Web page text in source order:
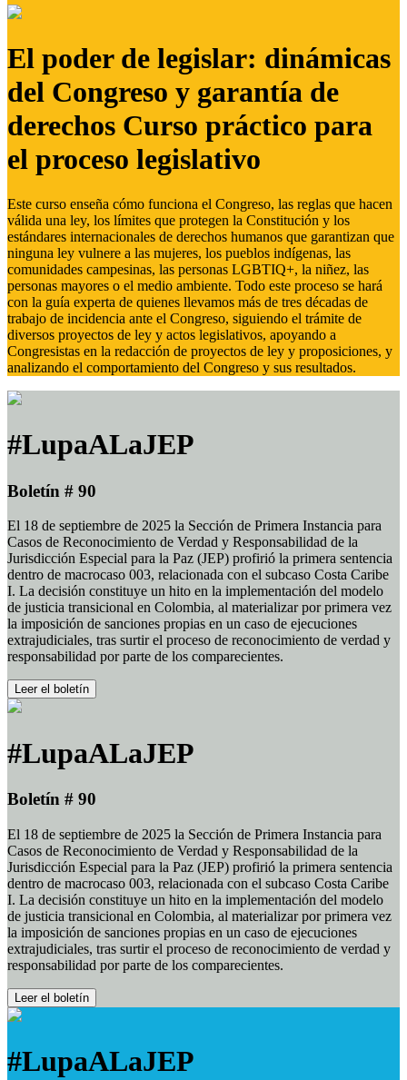
El poder de legislar: dinámicas
del Congreso y garantía de
derechos Curso práctico para
el proceso legislativo
Este curso enseña cómo funciona el Congreso, las reglas que hacen
válida una ley, los límites que protegen la Constitución y los
estándares internacionales de derechos humanos que garantizan que
ninguna ley vulnere a las mujeres, los pueblos indígenas, las
comunidades campesinas, las personas LGBTIQ+, la niñez, las
personas mayores o el medio ambiente. Todo este proceso se hará
con la guía experta de quienes llevamos más de tres décadas de
trabajo de incidencia ante el Congreso, siguiendo el trámite de
diversos proyectos de ley y actos legislativos, apoyando a
Congresistas en la redacción de proyectos de ley y proposiciones, y
analizando el comportamiento del Congreso y sus resultados.
#LupaALaJEP
Boletín # 90
El 18 de septiembre de 2025 la Sección de Primera Instancia para
Casos de Reconocimiento de Verdad y Responsabilidad de la
Jurisdicción Especial para la Paz (JEP) profirió la primera sentencia
dentro de macrocaso 003, relacionada con el subcaso Costa Caribe
I. La decisión constituye un hito en la implementación del modelo
de justicia transicional en Colombia, al materializar por primera vez
la imposición de sanciones propias en un caso de ejecuciones
extrajudiciales, tras surtir el proceso de reconocimiento de verdad y
responsabilidad por parte de los comparecientes.
Leer el boletín
#LupaALaJEP
Boletín # 90
El 18 de septiembre de 2025 la Sección de Primera Instancia para
Casos de Reconocimiento de Verdad y Responsabilidad de la
Jurisdicción Especial para la Paz (JEP) profirió la primera sentencia
dentro de macrocaso 003, relacionada con el subcaso Costa Caribe
I. La decisión constituye un hito en la implementación del modelo
de justicia transicional en Colombia, al materializar por primera vez
la imposición de sanciones propias en un caso de ejecuciones
extrajudiciales, tras surtir el proceso de reconocimiento de verdad y
responsabilidad por parte de los comparecientes.
Leer el boletín
#LupaALaJEP